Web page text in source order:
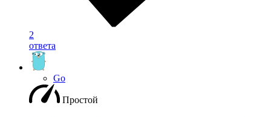
2
ответа
Go
Простой